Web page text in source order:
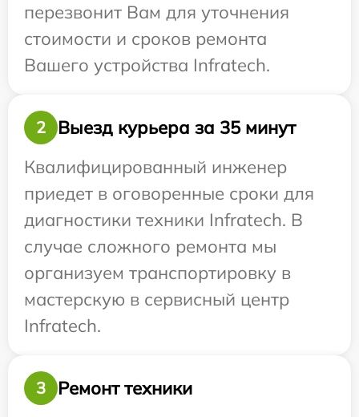
перезвонит Вам для уточнения
стоимости и сроков ремонта
Вашего устройства Infratech.
2
Выезд курьера за 35 минут
Квалифицированный инженер
приедет в оговоренные сроки для
диагностики техники Infratech. В
случае сложного ремонта мы
организуем транспортировку в
мастерскую в сервисный центр
Infratech.
3
Ремонт техники